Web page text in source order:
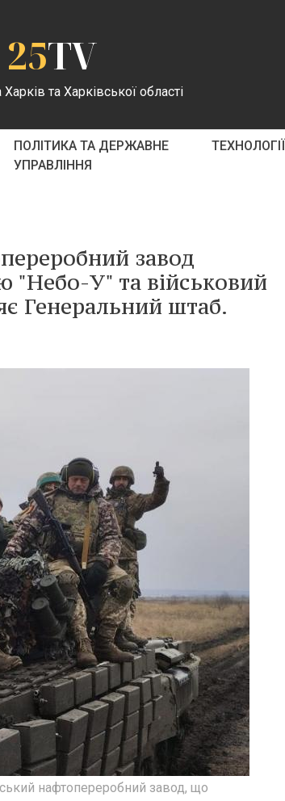
25TV
та Харківської області
ПОЛІТИКА ТА ДЕРЖАВНЕ
УПРАВЛІННЯ
ТЕХНОЛОГІЇ
завод
"Небо-У" та військовий
Генеральний штаб.
нафтопереробний завод, що